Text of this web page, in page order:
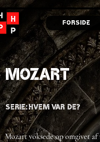
Forside
Mozart
Serie:Hvem var de?
Mozart voksede op omgivet